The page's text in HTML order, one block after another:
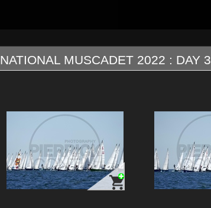
NATIONAL MUSCADET 2022 : DAY 3